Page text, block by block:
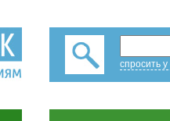
спросить